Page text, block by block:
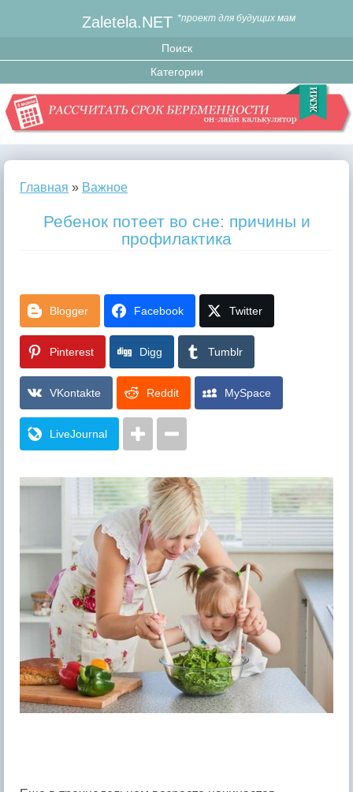
Zaletela.NET *проект для будущих мам
Главная » Важное
Ребенок потеет во сне: причины и
профилактика
Blogger Facebook Twitter
Pinterest Digg Tumblr
VKontakte Reddit MySpace
LiveJournal